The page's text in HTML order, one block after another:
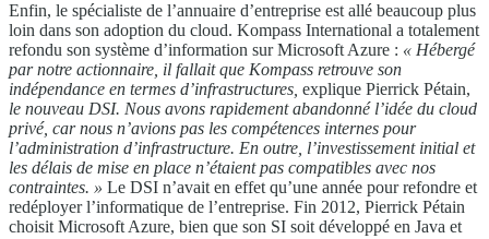
Enfin, le spécialiste de l’annuaire d’entreprise est allé beaucoup plus
loin dans son adoption du cloud. Kompass International a totalement
refondu son système d’information sur Microsoft Azure : « Hébergé
par notre actionnaire, il fallait que Kompass retrouve son
indépendance en termes d’infrastructures, explique Pierrick Pétain,
le nouveau DSI. Nous avons rapidement abandonné l’idée du cloud
privé, car nous n’avions pas les compétences internes pour
l’administration d’infrastructure. En outre, l’investissement initial et
les délais de mise en place n’étaient pas compatibles avec nos
contraintes. » Le DSI n’avait en effet qu’une année pour refondre et
redéployer l’informatique de l’entreprise. Fin 2012, Pierrick Pétain
choisit Microsoft Azure, bien que son SI soit développé en Java et